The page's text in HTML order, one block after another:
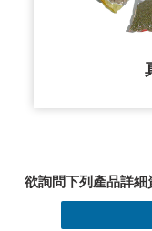
欲詢問下列產品詳細